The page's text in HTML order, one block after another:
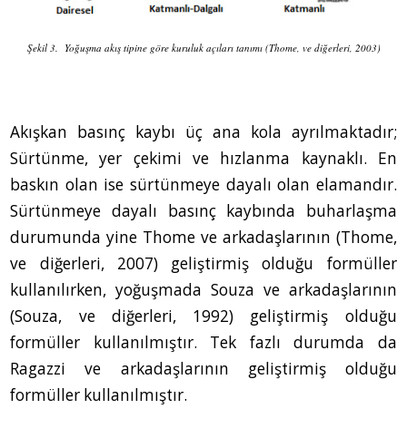
Şekil 3. Yoğuşma akış tipine göre kuruluk açıları tanımı (Thome, ve diğerleri, 2003)
Akışkan basınç kaybı üç ana kola ayrılmaktadır;
Sürtünme, yer çekimi ve hızlanma kaynaklı. En
baskın olan ise sürtünmeye dayalı olan elamandır.
Sürtünmeye dayalı basınç kaybında buharlaşma
durumunda yine Thome ve arkadaşlarının (Thome,
ve diğerleri, 2007) geliştirmiş olduğu formüller
kullanılırken, yoğuşmada Souza ve arkadaşlarının
(Souza, ve diğerleri, 1992) geliştirmiş olduğu
formüller kullanılmıştır. Tek fazlı durumda da
Ragazzi ve arkadaşlarının geliştirmiş olduğu
formüller kullanılmıştır.